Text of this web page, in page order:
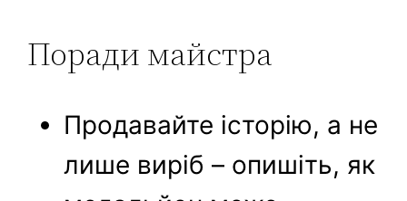
Поради майстра
Продавайте історію, а не
лише виріб – опишіть, як